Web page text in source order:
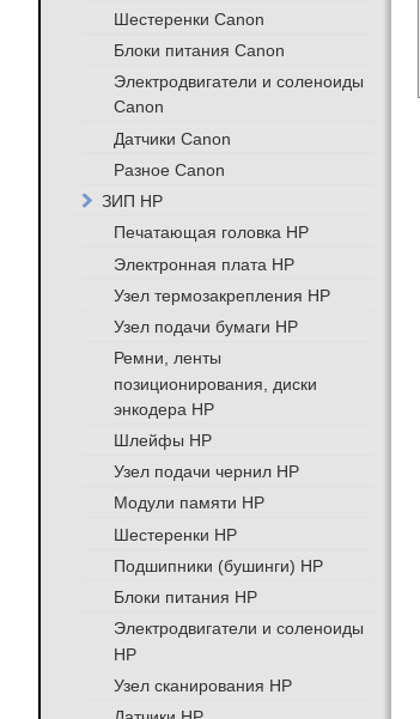
Шестеренки Canon
Блоки питания Canon
Электродвигатели и соленоиды
Canon
Датчики Canon
Разное Canon
ЗИП HP
Печатающая головка HP
Электронная плата HP
Узел термозакрепления HP
Узел подачи бумаги HP
Ремни, ленты
позиционирования, диски
энкодера HP
Шлейфы HP
Узел подачи чернил HP
Модули памяти HP
Шестеренки HP
Подшипники (бушинги) HP
Блоки питания HP
Электродвигатели и соленоиды
HP
Узел сканирования HP